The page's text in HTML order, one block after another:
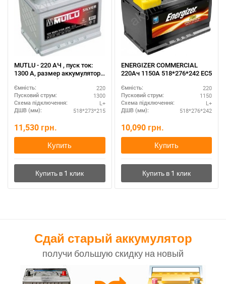
MUTLU - 220 АЧ , пуск ток:
1300 А, размер аккумулятора
Мутлу (Турция): 518 Х 273 Х
215 мм.
Ємність: 220
Пусковий струм: 1300
Схема підключення: L+
ДШВ (мм): 518*273*215
11,530 грн.
Купить
ENERGIZER COMMERCIAL
220Ач 1150A 518*276*242 EC5
Ємність: 220
Пусковий струм: 1150
Схема підключення: L+
ДШВ (мм): 518*276*242
10,090 грн.
Купить
Сдай старый аккумулятор
получи большую скидку на новый